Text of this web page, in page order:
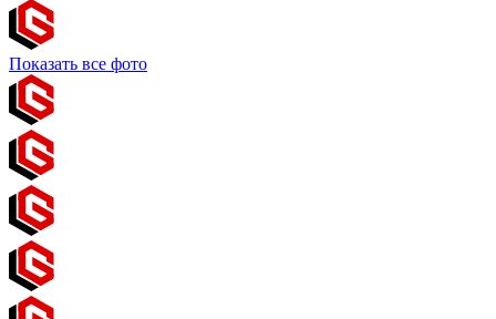
Показать все фото